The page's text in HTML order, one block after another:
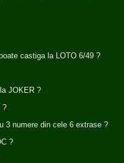
castiga la LOTO 6/49 ?
JOKER ?
?
3 numere din cele 6 extrase ?
?